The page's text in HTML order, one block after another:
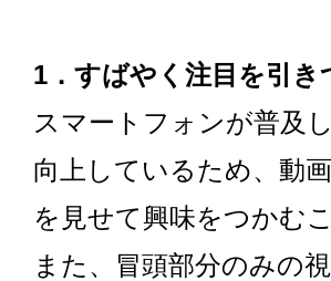
1．すばやく注目を引き
スマートフォンが普及
向上しているため、動
を見せて興味をつかむ
また、冒頭部分のみの